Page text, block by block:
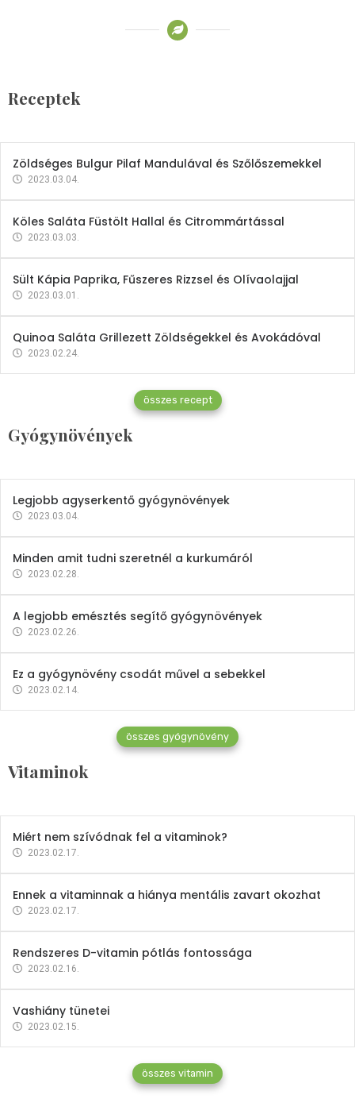
Receptek
2023.03.06.
Zöldséges Bulgur Pilaf Mandulával és Szőlőszemekkel
2023.03.04.
Köles Saláta Füstölt Hallal és Citrommártással
2023.03.03.
Sült Kápia Paprika, Fűszeres Rizzsel és Olívaolajjal
2023.03.01.
Quinoa Saláta Grillezett Zöldségekkel és Avokádóval
2023.02.24.
összes recept
Gyógynövények
Gyógynövények
Mindent a petrezselyemről
2023.12.21.
Legjobb agyserkentő gyógynövények
2023.03.04.
Minden amit tudni szeretnél a kurkumáról
2023.02.28.
A legjobb emésztés segítő gyógynövények
2023.02.26.
Ez a gyógynövény csodát művel a sebekkel
2023.02.14.
összes gyógynövény
Vitaminok
Vitaminok
Mindent a B-12 vitaminról
2023.02.27.
Miért nem szívódnak fel a vitaminok?
2023.02.17.
Ennek a vitaminnak a hiánya mentális zavart okozhat
2023.02.17.
Rendszeres D-vitamin pótlás fontossága
2023.02.16.
Vashiány tünetei
2023.02.15.
összes vitamin